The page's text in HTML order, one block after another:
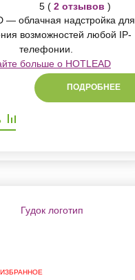
5 ( 2 отзывов )
— облачная надстройка для
возможностей любой IP-
телефонии.
больше о HOTLEAD
ПОДРОБНЕЕ